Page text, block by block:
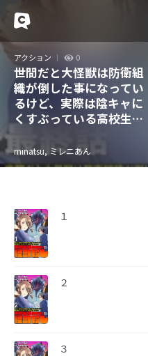
アクション 0
世間だと大怪獣は防衛組
織が倒した事になってい
るけど、実際は陰キャに
くすぶっている高校生が
たい怪獣殺し～ 【連載
版】
minatsu, ミレニあん
１
２
３